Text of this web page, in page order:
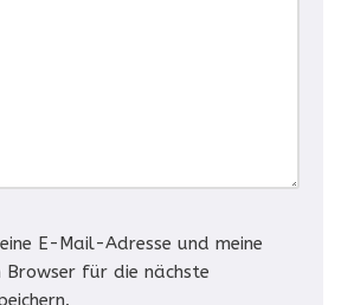
E-Mail-Adresse und meine
Browser für die nächste